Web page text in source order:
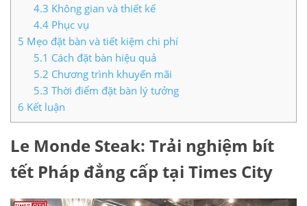
4.3 Không gian và thiết kế
4.4Phục vụ
5 Mẹo đặt bàn và tiết kiệm chi phí
5.1 Cách đặt bàn hiệu quả
5.2 Chương trình khuyến mãi
5.3 Thời điểm đặt bàn lý tưởng
6 Kết luận
Le Monde Steak: Trải nghiệm bít
tết Pháp đẳng cấp tại Times City